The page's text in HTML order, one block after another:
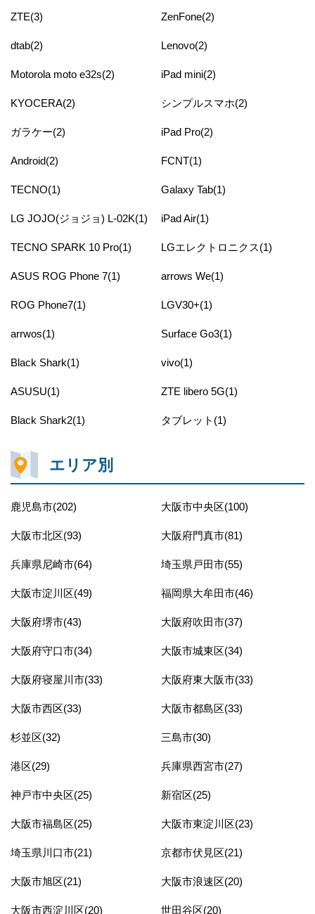
ZTE(3) ZenFone(2)
dtab(2) Lenovo(2)
Motorola moto e32s(2) iPad mini(2)
KYOCERA(2) シンプルスマホ(2)
ガラケー(2) iPad Pro(2)
Android(2) FCNT(1)
TECNO(1) Galaxy Tab(1)
LG JOJO(ジョジョ) L-02K(1) iPad Air(1)
TECNO SPARK 10 Pro(1) LGエレクトロニクス(1)
ASUS ROG Phone 7(1) arrows We(1)
ROG Phone7(1) LGV30+(1)
arrwos(1) Surface Go3(1)
Black Shark(1) vivo(1)
ASUSU(1) ZTE libero 5G(1)
Black Shark2(1) タブレット(1)
エリア別
鹿児島市(202) 大阪市中央区(100)
大阪市北区(93) 大阪府門真市(81)
兵庫県尼崎市(64) 埼玉県戸田市(55)
大阪市淀川区(49) 福岡県大牟田市(46)
大阪府堺市(43) 大阪府吹田市(37)
大阪府守口市(34) 大阪市城東区(34)
大阪府寝屋川市(33) 大阪府東大阪市(33)
大阪市西区(33) 大阪市都島区(33)
杉並区(32) 三島市(30)
港区(29) 兵庫県西宮市(27)
神戸市中央区(25) 新宿区(25)
大阪市福島区(25) 大阪市東淀川区(23)
埼玉県川口市(21) 京都市伏見区(21)
大阪市旭区(21) 大阪市浪速区(20)
大阪市西淀川区(20) 世田谷区(20)